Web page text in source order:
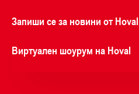
Запиши се за новини от Hoval
Виртуален шоурум на Hoval